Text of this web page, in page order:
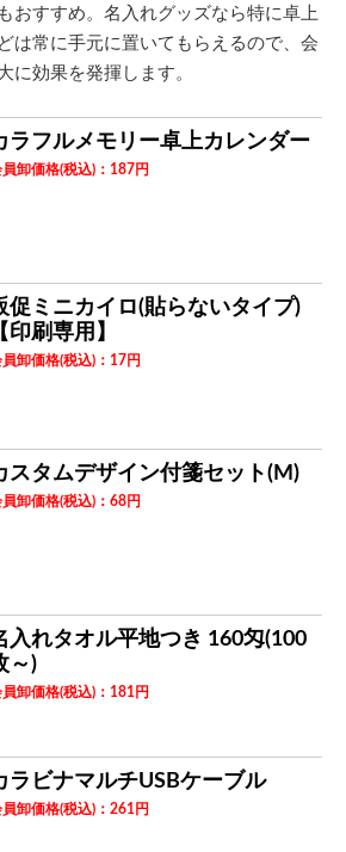
おすすめ。名入れグッズなら特に卓上
は常に手元に置いてもらえるので、会
に効果を発揮します。
ラフルメモリー卓上カレンダー
員卸価格(税込) ： 187円
促ミニカイロ(貼らないタイプ)
【印刷専用】
員卸価格(税込) ： 17円
スタムデザイン付箋セット(M)
員卸価格(税込) ： 68円
入れタオル平地つき 160匁(100
～)
員卸価格(税込) ： 181 円
ラビナマルチUSBケーブル
員卸価格(税込) ： 261 円